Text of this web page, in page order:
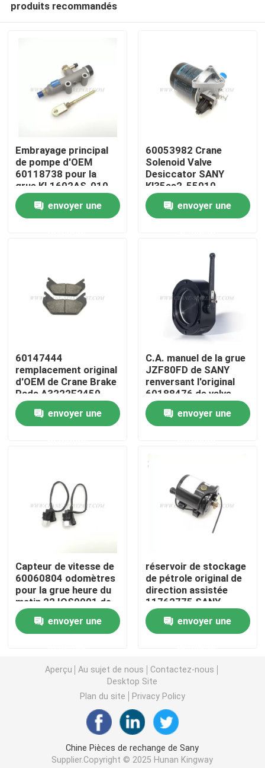
Aperçu
Produits
Contrôle de la qualité
nouvelles
Demande de soumission
Crane Electrical Parts
Crane Parts hydraulique
Crane Undercarriage Parts
Crane Engine Parts
Crane Boom Parts
Crane Light
produits recommandés
Embrayage principal
de pompe d'OEM
60118738 pour la
grue KL1602AS-010
de SANY
envoyer une
60053982 Crane
Solenoid Valve
Desiccator SANY
Kl35as2-55010
envoyer une
60147444
remplacement original
d'OEM de Crane Brake
Pads A3222F2450
envoyer une
C.A. manuel de la grue
JZF80FD de SANY
renversant l'original
60188476 de valve
envoyer une
Capteur de vitesse de
60060804 odomètres
pour la grue heure du
matin 22 IOS9001 de
SANY
envoyer une
réservoir de stockage
de pétrole original de
direction assistée
11762775 SANY
SYM5331J.5.2-1
envoyer une
Aperçu Au sujet de nous
Contactez-nous
Desktop Site
Plan du site
Privacy Policy
Chine Pièces de rechange de Sany
Supplier.Copyright © 2025 Hunan Kingway